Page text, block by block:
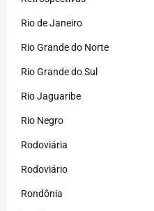
Rio de Janeiro
Rio Grande do Norte
Rio Grande do Sul
Rio Jaguaribe
Rio Negro
Rodoviária
Rodoviário
Rondônia